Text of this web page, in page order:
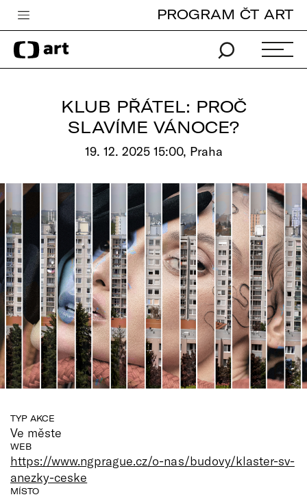
Česká televize
Zpravodajství
Vše o ČT
PROGRAM ČT ART
KLUB PŘÁTEL: PROČ
SLAVÍME VÁNOCE?
19. 12. 2025 15:00, Praha
TYP AKCE
Ve měste
WEB
https://www.ngprague.cz/o-nas/budovy/klaster-sv-
anezky-ceske
MÍSTO